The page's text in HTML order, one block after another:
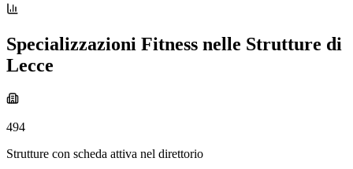
Specializzazioni Fitness nelle Strutture di
Lecce
494
Strutture con scheda attiva nel direttorio